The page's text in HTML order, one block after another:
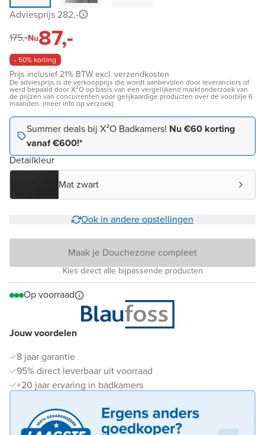
Jouw voordelen
8 jaar garantie
95% direct leverbaar uit voorraad
+20 jaar ervaring in badkamers
Adviesprijs 282,-
175,-Nu87,-
- 50% korting
Prijs inclusief 21% BTW excl. verzendkosten
De adviesprijs is de verkoopprijs die wordt aanbevolen door leveranciers of
werd bepaald door X²O op basis van een vergelijkend marktonderzoek van
de prijzen van concurrenten voor gelijkaardige producten over de voorbije 6
maanden. (meer info op verzoek)
Summer deals bij X²O Badkamers! Nu €60 korting
vanaf €600!*
Detailkleur
Mat zwart
Ook in andere opstellingen
Maak je Douchezone compleet
Kies direct alle bijpassende producten
Op voorraad